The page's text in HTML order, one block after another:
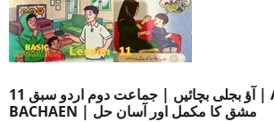
آؤ بجلی بچائیں | جماعت دوم اردو سبق 11 | AAO BIJLI
BACHAEN | مشق کا مکمل اور آسان حل